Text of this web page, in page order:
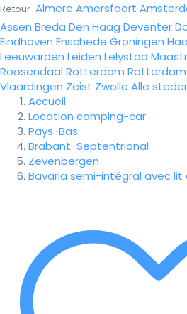
Retour Almere Amersfoort
Assen Breda Den Haag Deventer
Eindhoven Enschede Groningen
Leeuwarden Leiden Lelystad
Roosendaal Rotterdam Rotterdam
Vlaardingen Zeist Zwolle Alle
Accueil
Location camping-car
Pays-Bas
Brabant-Septentrional
Zevenbergen
Bavaria semi-intégral avec lit